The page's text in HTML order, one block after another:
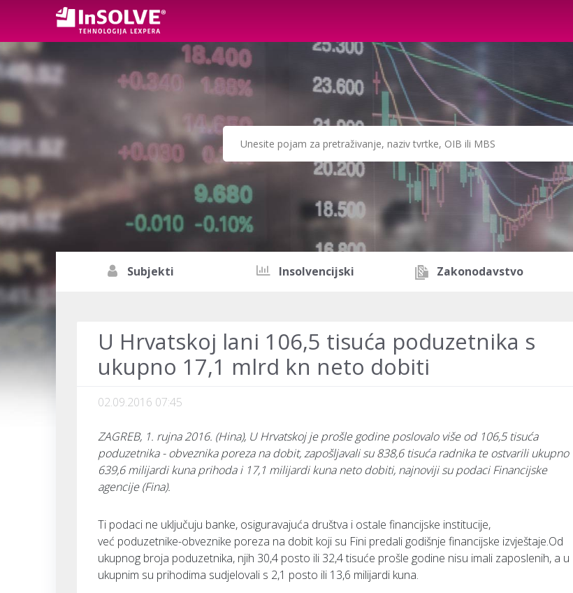
Subjekti Insolvencijski Zakonodavstvo
U Hrvatskoj lani 106,5 tisuća poduzetnika s
ukupno 17,1 mlrd kn neto dobiti
02.09.2016 07:45
ZAGREB, 1. rujna 2016. (Hina), U Hrvatskoj je prošle godine poslovalo više od 106,5 tisuća
poduzetnika - obveznika poreza na dobit, zapošljavali su 838,6 tisuća radnika te ostvarili ukupno
639,6 milijardi kuna prihoda i 17,1 milijardi kuna neto dobiti, najnoviji su podaci Financijske
agencije (Fina).
Ti podaci ne uključuju banke, osiguravajuća društva i ostale financijske institucije,
već poduzetnike-obveznike poreza na dobit koji su Fini predali godišnje financijske izvještaje.Od
ukupnog broja poduzetnika, njih 30,4 posto ili 32,4 tisuće prošle godine nisu imali zaposlenih, a u
ukupnim su prihodima sudjelovali s 2,1 posto ili 13,6 milijardi kuna.